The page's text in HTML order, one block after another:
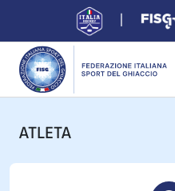
ATLETA